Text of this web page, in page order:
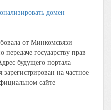
домен
от Минкомсвязи
государству прав
будущего портала
зарегистрирован на частное
сайте